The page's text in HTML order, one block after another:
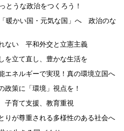
うな政治をつくろう！
暖かい国・元気な国」へ 政治のな
ない 平和外交と立憲主義
立て直し、豊かな生活を
ネルギーで実現！真の環境立国へ
策に「環境」視点を！
育て支援、教育重視
が尊重される多様性のある社会へ